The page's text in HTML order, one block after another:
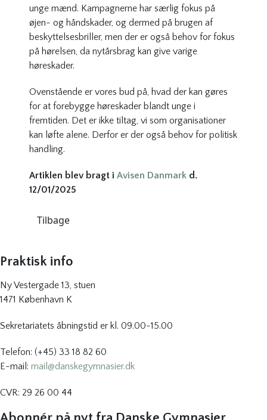
unge mænd. Kampagnerne har særlig fokus på
øjen- og håndskader, og dermed på brugen af
beskyttelsesbriller, men der er også behov for fokus
på hørelsen, da nytårsbrag kan give varige
høreskader.
Ovenstående er vores bud på, hvad der kan gøres
for at forebygge høreskader blandt unge i
fremtiden. Det er ikke tiltag, vi som organisationer
kan løfte alene. Derfor er der også behov for politisk
handling.
Artiklen blev bragt iAvisen Danmark d.
12/01/2025
Tilbage
Praktisk info
Ny Vestergade 13, stuen
1471 København K
Sekretariatets åbningstid er kl. 09.00-15.00
Telefon: (+45) 33 18 82 60
E-mail: mail@danskegymnasier.dk
CVR: 29 26 00 44